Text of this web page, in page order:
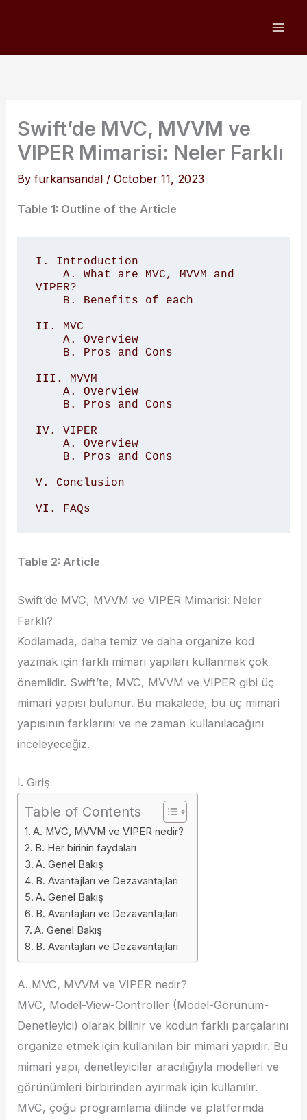
Swift’de MVC, MVVM ve
VIPER Mimarisi: Neler Farklı
Byfurkansandal /October 11, 2023
Table 1: Outline of the Article
I. Introduction
VIPER?
II. MVC
III. MVVM
IV. VIPER
V. Conclusion
VI. FAQs
Table 2: Article
Swift’de MVC, MVVM ve VIPER Mimarisi: Neler
Farklı?
Kodlamada, daha temiz ve daha organize kod
yazmak için farklı mimari yapıları kullanmak çok
önemlidir. Swift’te, MVC, MVVM ve VIPER gibi üç
mimari yapısı bulunur. Bu makalede, bu üç mimari
yapısının farklarını ve ne zaman kullanılacağını
inceleyeceğiz.
I. Giriş
Table of Contents
A. MVC, MVVM ve VIPER nedir?
B. Her birinin faydaları
A. Genel Bakış
B. Avantajları ve Dezavantajları
A. Genel Bakış
B. Avantajları ve Dezavantajları
A. Genel Bakış
B. Avantajları ve Dezavantajları
A. MVC, MVVM ve VIPER nedir?
MVC, Model-View-Controller (Model-Görünüm-
Denetleyici) olarak bilinir ve kodun farklı parçalarını
organize etmek için kullanılan bir mimari yapıdır. Bu
mimari yapı, denetleyiciler aracılığıyla modelleri ve
görünümleri birbirinden ayırmak için kullanılır.
MVC, çoğu programlama dilinde ve platformda